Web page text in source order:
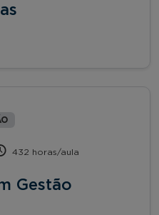
432 horas/aula
Gestão